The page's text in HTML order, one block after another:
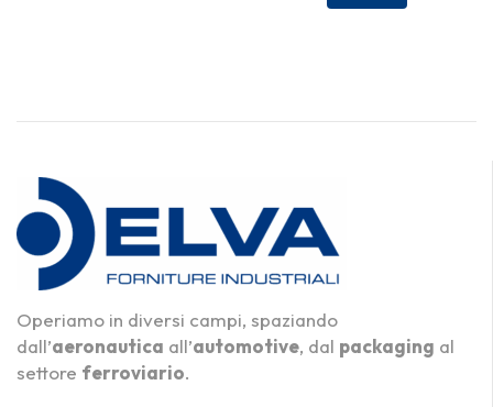
Operiamo in diversi campi, spaziando
dall’aeronautica all’automotive, dal packaging al
settore ferroviario.